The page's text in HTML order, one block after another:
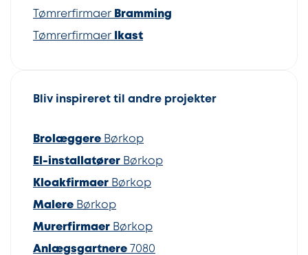
Tømrerfirmaer Bramming
Tømrerfirmaer Ikast
Bliv inspireret til andre projekter
Brolæggere Børkop
El-installatører Børkop
Kloakfirmaer Børkop
Malere Børkop
Murerfirmaer Børkop
Anlægsgartnere 7080